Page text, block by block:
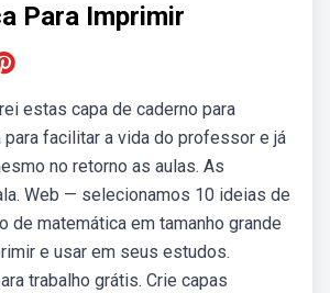
Para Imprimir
estas capa de caderno para
facilitar a vida do professor e já
no retorno as aulas. As
Web — selecionamos 10 ideias de
de matemática em tamanho grande
e usar em seus estudos.
trabalho grátis. Crie capas